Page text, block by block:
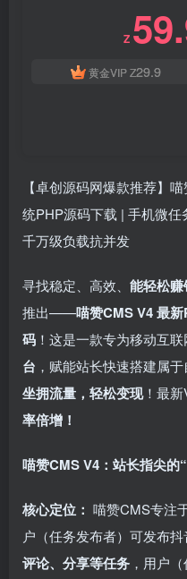
Z
黄金VIPZ29.9
【卓创源码网爆款推荐】
统PHP源码下载 | 手机微
千万级负载抗并发
寻找稳定、高效、 能轻松赚
推出——喵赞CMS V4 最
码 ！这是一款专为移动互
台 ，赋能站长快速搭建属
坐拥流量，轻松变现！最
率倍增！​
喵赞CMS V4：站长指尖的
核心定位：​ 喵赞CMS专注
户（任务发布者）可发布
评论、分享等任务 ，用户